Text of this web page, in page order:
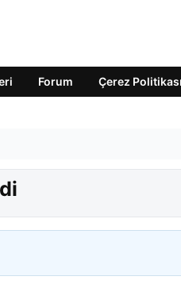
Forum Çerez Politikası